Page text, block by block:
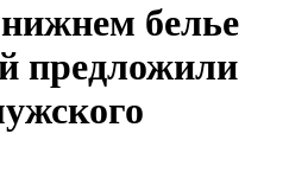
белье
предложили